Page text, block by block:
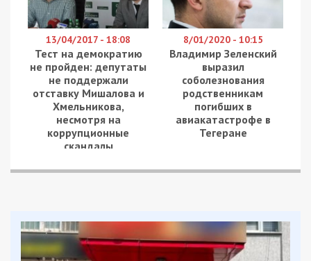
коммунальщиков, ремонт моста обойдется
минимум в 100 тысяч гривен. Точную сумму
определит экспертная комиссия после
утверждения проекта.
Главный художник Днепра похвалил
винный магазин за вывеску